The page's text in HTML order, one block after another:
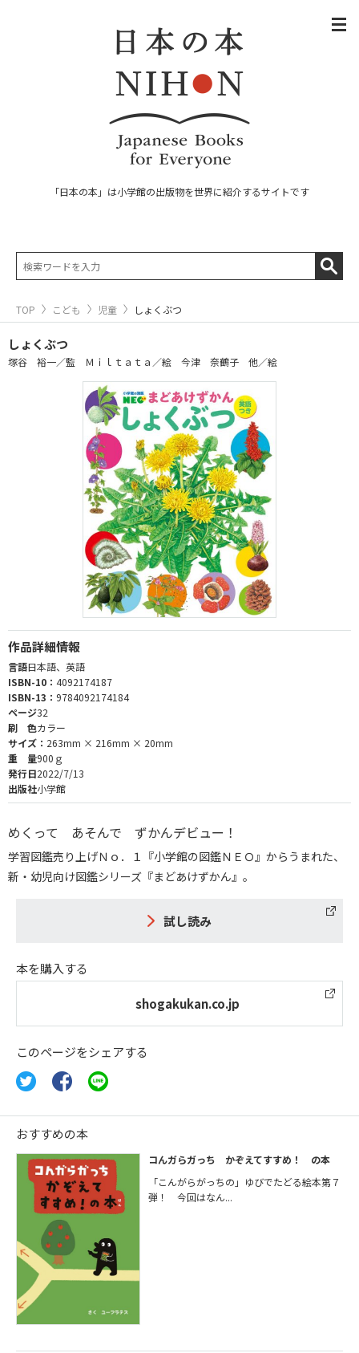
「日本の本」は小学館の出版物を世界に紹介するサイトです
TOP こども 児童 しょくぶつ
しょくぶつ
塚谷 裕一／監 Ｍｉｌｔａｔａ／絵 今津 奈鶴子 他／絵
作品詳細情報
言語日本語、英語
ISBN-10： 4092174187
ISBN-13： 9784092174184
ページ32
刷 色カラー
サイズ： 263mm × 216mm × 20mm
重 量900ｇ
発行日2022/7/13
出版社小学館
めくって あそんで ずかんデビュー！
学習図鑑売り上げＮｏ．１『小学館の図鑑ＮＥＯ』からうまれた、
新・幼児向け図鑑シリーズ『まどあけずかん』。
試し読み
本を購入する
shogakukan.co.jp
このページをシェアする
おすすめの本
コんガらガっち かぞえてすすめ！ の本
「こんがらがっちの」ゆびでたどる絵本第７
弾！ 今回はなん...